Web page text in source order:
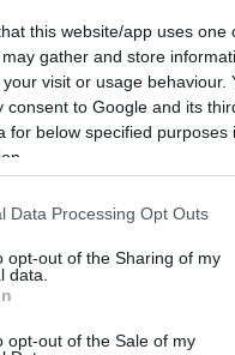
this website/app uses one
gather and store
visit or usage behaviour.
consent to Google and its
for below specified purposes
Data Processing Opt Outs
opt-out of the Sharing of my
data.
opt-out of the Sale of my
consisterebbe tale
un’occhiata.
luogo, risultando uniti
comprendere quale
In altri termini ci
veramente i